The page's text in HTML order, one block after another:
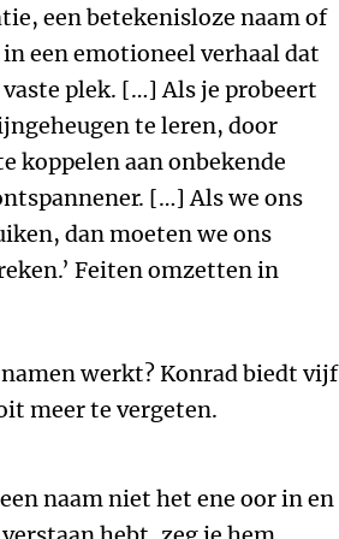
een betekenisloze naam of
een emotioneel verhaal dat
plek. […] Als je probeert
te leren, door
koppelen aan onbekende
[…] Als we ons
dan moeten we ons
Feiten omzetten in
werkt? Konrad biedt vijf
meer te vergeten.
naam niet het ene oor in en